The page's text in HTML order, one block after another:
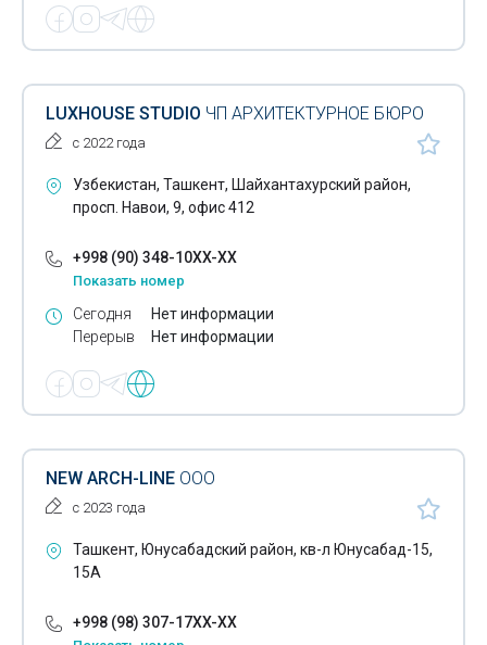
LUXHOUSE STUDIO ЧП АРХИТЕКТУРНОЕ БЮРО
с 2022 года
Узбекистан, Ташкент, Шайхантахурский район,
просп. Навои, 9, офис 412
+998 (90) 348-10XX-XX
Показать номер
Сегодня
Перерыв
Нет информации
Нет информации
NEW ARCH-LINE ООО
с 2023 года
Ташкент, Юнусабадский район, кв-л Юнусабад-15,
15А
+998 (98) 307-17XX-XX